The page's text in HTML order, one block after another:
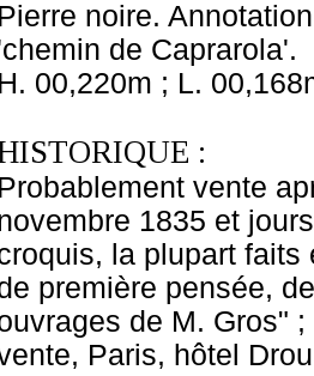
Pierre noire.
de Caprarola'.
H. 00,220m ; L.
:
Probablement vente
1835 et
la plupart faits
première pensée,
de M. Gros"
Paris, hôtel